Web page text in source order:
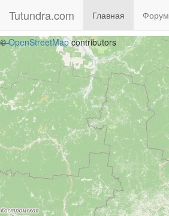
Tutundra.com Главная (current)Форум
+−
©OpenStreetMapcontributors